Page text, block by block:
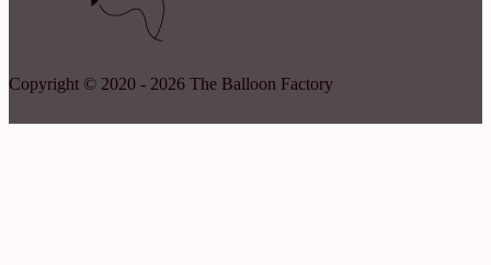
Copyright © 2020 - 2026 The Balloon Factory